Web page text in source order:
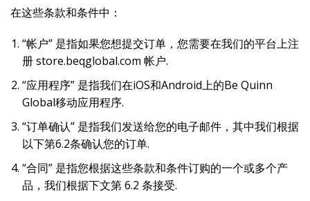
在这些条款和条件中：
“帐户” 是指如果您想提交订单，您需要在我们的平台上注
册 store.beqglobal.com 帐户.
“应用程序” 是指我们在iOS和Android上的Be Quinn
Global移动应用程序.
“订单确认” 是指我们发送给您的电子邮件，其中我们根据
以下第6.2条确认您的订单.
“合同” 是指您根据这些条款和条件订购的一个或多个产
品，我们根据下文第 6.2 条接受.